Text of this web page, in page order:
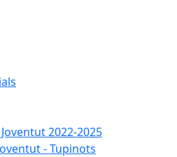
2022-2025
- Tupinots